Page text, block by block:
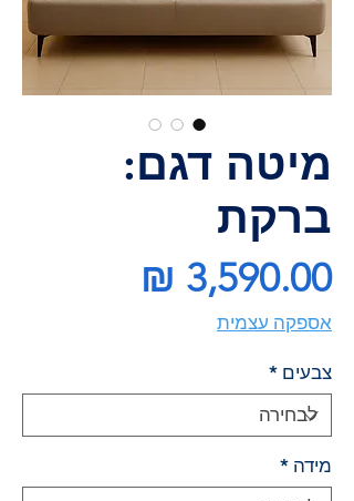
מיטה דגם:
ברקת
אספקה עצמית
צבעים *
מידה *